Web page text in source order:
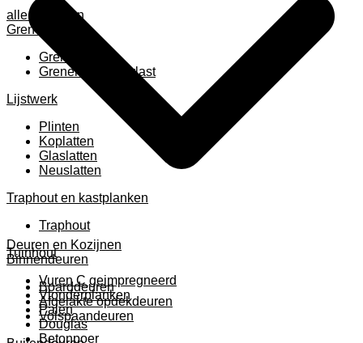
alle anzeigen
Grenen
Grenen B ruw
Grenen gevingerlast
Lijstwerk
Plinten
Koplatten
Glaslatten
Neuslatten
Traphout en kastplanken
Traphout
Tuinhout
Vuren C geimpregneerd
Vlonderplanken
Palen
Douglas
Betonpoer
Deuren en Kozijnen
Binnendeuren
Boarddeuren
Afgelakte opdekdeuren
Volspaandeuren